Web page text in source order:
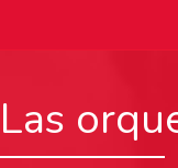
Las